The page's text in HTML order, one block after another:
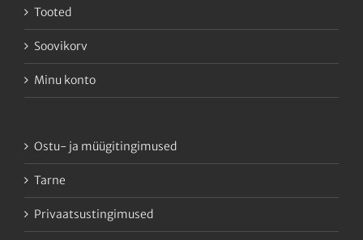
Tooted
Soovikorv
Minu konto
Ostu- ja müügitingimused
Tarne
Privaatsustingimused